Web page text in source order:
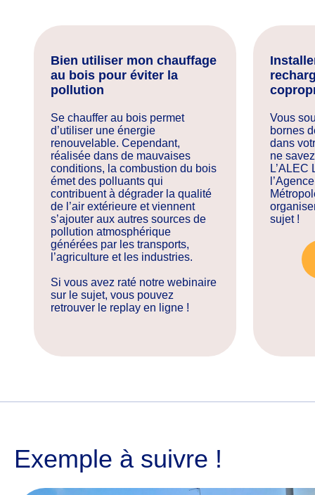
Bien utiliser mon chauffage
au bois pour éviter la
pollution
Se chauffer au bois permet
d’utiliser une énergie
renouvelable. Cependant,
réalisée dans de mauvaises
conditions, la combustion du bois
émet des polluants qui
contribuent à dégrader la qualité
de l’air extérieure et viennent
s’ajouter aux autres sources de
pollution atmosphérique
générées par les transports,
l’agriculture et les industries.
Si vous avez raté notre webinaire
sur le sujet, vous pouvez
retrouver le replay en ligne !
Vous
bornes
dans
ne
L’ALEC
sujet !
Exemple à suivre !